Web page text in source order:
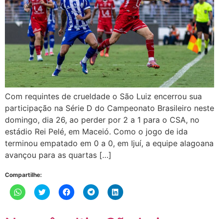
Com requintes de crueldade o São Luiz encerrou sua
participação na Série D do Campeonato Brasileiro neste
domingo, dia 26, ao perder por 2 a 1 para o CSA, no
estádio Rei Pelé, em Maceió. Como o jogo de ida
terminou empatado em 0 a 0, em Ijuí, a equipe alagoana
avançou para as quartas […]
Compartilhe:
Clique
para
WhatsApp(abre
Clique
para
Twitter(abre
Clique
para
Facebook(abre
Clique
para
Telegram(abre
Clique
para
LinkedIn(abre